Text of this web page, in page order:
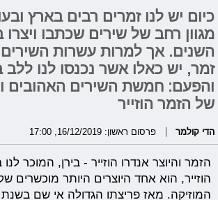
כיום יש לנו זמרים רבים בארץ
מגוון רחב של שירים שכתבו
השנים. אך למרות עשרות
זמר, יש כאלו אשר נכנסו לנו ללב
והפעם: חמשת השירים האהובים
של הזמר הוזייר
הדי קולמר פרסום ראשון: 16/12/2019, 17:00
הזמר והיוצר אנדרו הוזייר - בירן, המוכר
הוזייר, הוא אחד היוצרים היותר מוכשרים